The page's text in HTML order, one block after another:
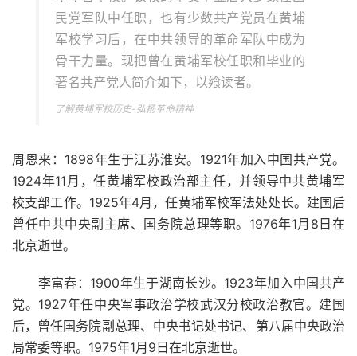
民党军队中任职，也有少数共产党员在黄埔
军校学习后，在中共领导的革命军队中成为
骨干力量。现把曾在黄埔军校任职和毕业的
著名共产党人简介如下，以飨读者。
了解黄埔军校历史-弘扬革命精神
周恩来：1898年生于江苏淮安。1921年加入中国共产党。
1924年11月，任黄埔军校政治部主任，并领导中共黄埔军
校支部工作。1925年4月，任黄埔军校军法处处长。建国后
曾任中共中央副主席、国务院总理等职。1976年1月8日在
北京逝世。
李富春：1900年生于湖南长沙。1923年加入中国共产
党。1927年任中央军事政治学校武汉分校政治教官。建国
后，曾任国务院副总理、中央书记处书记、第八届中央政治
局常委等职。1975年1月9日在北京逝世。